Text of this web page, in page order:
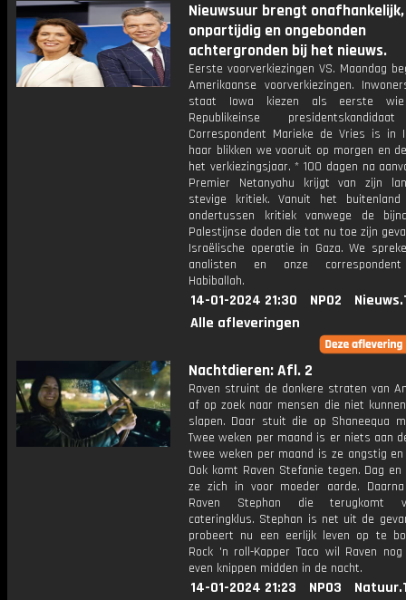
Nieuwsuur brengt onafhankelijk,
onpartijdig en ongebonden
achtergronden bij het nieuws.
Eerste voorverkiezingen VS. Maandag
Amerikaanse voorverkiezingen.
staat Iowa kiezen als eerste
Republikeinse
Correspondent Marieke de Vries is in
haar blikken we vooruit op morgen en
het verkiezingsjaar. * 100 dagen na
Premier Netanyahu krijgt van zijn
stevige kritiek. Vanuit het
ondertussen kritiek vanwege de
Palestijnse doden die tot nu toe zijn
Israëlische operatie in Gaza. We
analisten en onze
Habiballah.
14-01-2024 21:30 NPO2
Alle afleveringen
Nachtdieren: Afl. 2
Raven struint de donkere straten van
af op zoek naar mensen die niet
slapen. Daar stuit die op Shaneequa
Twee weken per maand is er niets aan
twee weken per maand is ze angstig en
Ook komt Raven Stefanie tegen. Dag
ze zich in voor moeder aarde.
Raven Stephan die terugkomt
cateringklus. Stephan is net uit de
probeert nu een eerlijk leven op te
Rock 'n roll-Kapper Taco wil Raven
even knippen midden in de nacht.
14-01-2024 21:23 NPO3